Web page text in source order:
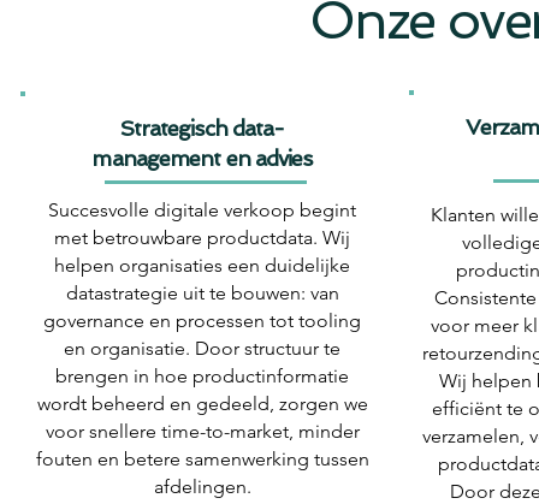
van het bedrijf en de technische
helpt
Onze
Strategisch data-
management en advies
Succesvolle digitale verkoop begint
met betrouwbare productdata. Wij
helpen organisaties een duidelijke
datastrategie uit te bouwen: van
governance en processen tot tooling
en organisatie. Door structuur te
brengen in hoe productinformatie
wordt beheerd en gedeeld, zorgen we
voor snellere time-to-market, minder
fouten en betere samenwerking tussen
afdelingen.
​Klanten
voor meer
Wij helpen
efficiënt te
verzamelen,
Door